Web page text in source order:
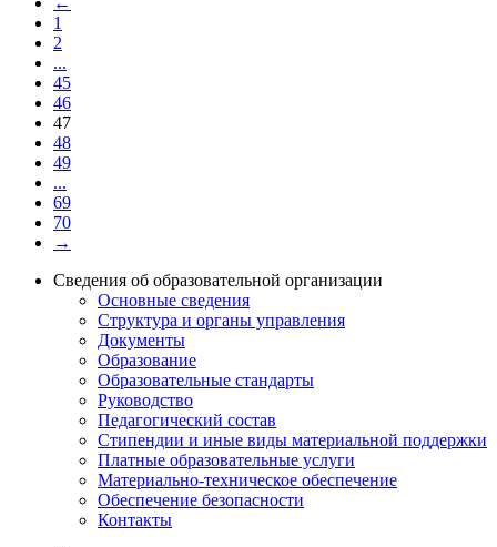
1
2
...
45
46
47
48
49
...
69
70
→
Сведения об образовательной организации
Основные сведения
Структура и органы управления
Документы
Образование
Образовательные стандарты
Руководство
Педагогический состав
Стипендии и иные виды материальной поддержки
Платные образовательные услуги
Материально-техническое обеспечение
Обеспечение безопасности
Контакты